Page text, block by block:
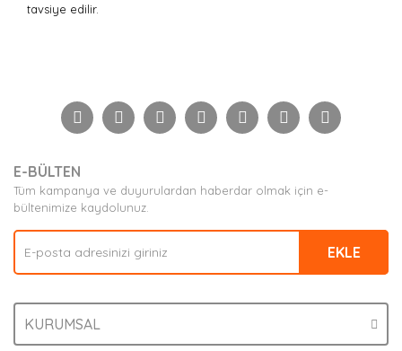
tavsiye edilir.
Yorum Yaz
Görüş ve önerileriniz için teşekkür ederiz.
Ürün açıklamasında eksik bilgiler bulunuyor.
Ürün bilgilerinde hatalar bulunuyor.
Ürün fiyatı diğer sitelerden daha pahalı.
Bu ürüne benzer farklı alternatifler olmalı.
E-BÜLTEN
Tüm kampanya ve duyurulardan haberdar olmak için e-
bültenimize kaydolunuz.
EKLE
KURUMSAL